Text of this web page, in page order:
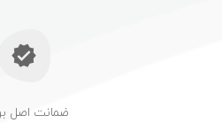
ضمانت اصل